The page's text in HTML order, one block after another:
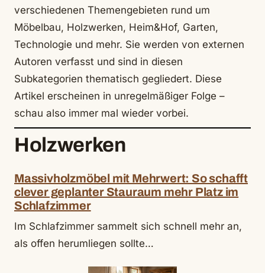
verschiedenen Themengebieten rund um
Möbelbau, Holzwerken, Heim&Hof, Garten,
Technologie und mehr. Sie werden von externen
Autoren verfasst und sind in diesen
Subkategorien thematisch gegliedert. Diese
Artikel erscheinen in unregelmäßiger Folge –
schau also immer mal wieder vorbei.
Holzwerken
Massivholzmöbel mit Mehrwert: So schafft
clever geplanter Stauraum mehr Platz im
Schlafzimmer
Im Schlafzimmer sammelt sich schnell mehr an,
als offen herumliegen sollte…